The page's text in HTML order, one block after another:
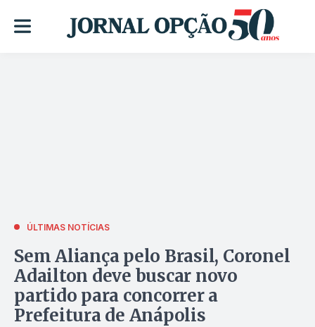
ÚLTIMAS NOTÍCIAS
Sem Aliança pelo Brasil, Coronel
Adailton deve buscar novo
partido para concorrer a
Prefeitura de Anápolis